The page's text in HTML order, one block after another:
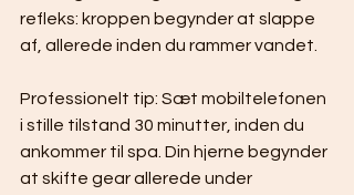
refleks: kroppen begynder at slappe
af, allerede inden du rammer vandet.
Professionelt tip: Sæt mobiltelefonen
i stille tilstand 30 minutter, inden du
ankommer til spa. Din hjerne begynder
at skifte gear allerede under